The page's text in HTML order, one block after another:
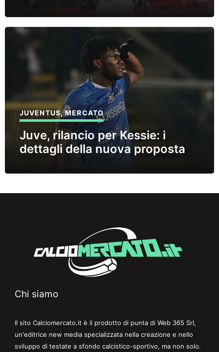
JUVENTUS,MERCATO
Juve, rilancio per Kessie: i
dettagli della nuova proposta
Chi siamo
Il sito Calciomercato.it è il prodotto di punta di Web 365 Srl,
un'editrice new media specializzata nella creazione e nello
sviluppo di testate a sfondo calcistico-sportivo, ma non solo.